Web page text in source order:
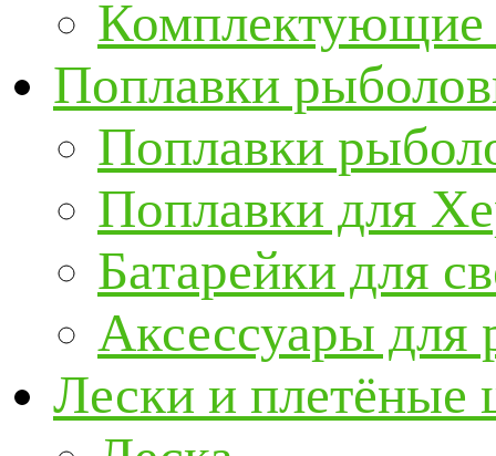
Поплавки
Поплавки
Поплавки для
Батарейки для
Аксессуары для
Лески и